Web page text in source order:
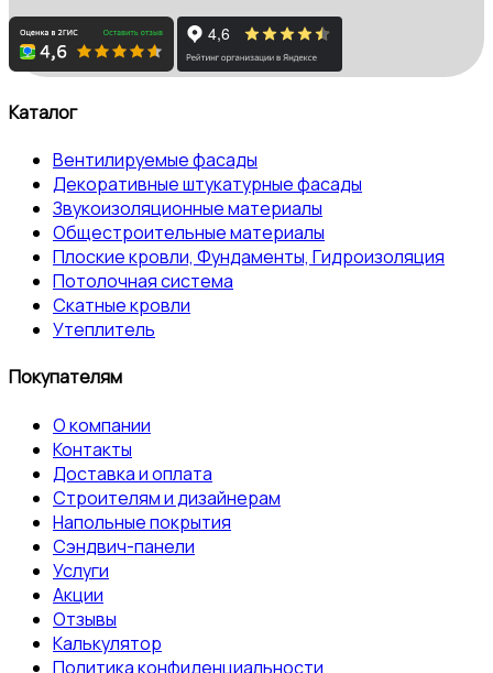
Каталог
Вентилируемые фасады
Декоративные штукатурные фасады
Звукоизоляционные материалы
Общестроительные материалы
Плоские кровли, Фундаменты, Гидроизоляция
Потолочная система
Скатные кровли
Утеплитель
Покупателям
О компании
Контакты
Доставка и оплата
Строителям и дизайнерам
Напольные покрытия
Сэндвич-панели
Услуги
Акции
Отзывы
Калькулятор
Политика конфиденциальности